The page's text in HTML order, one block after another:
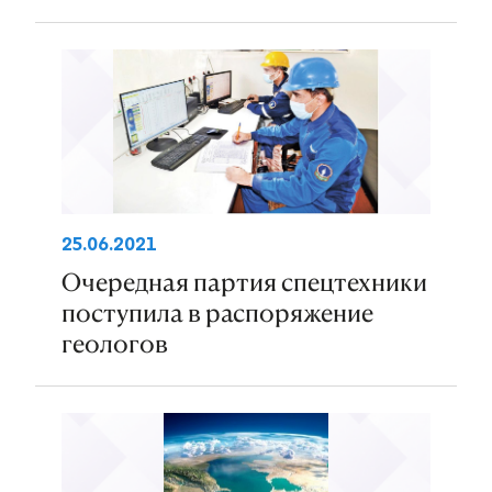
25.06.2021
Очередная партия спецтехники
поступила в распоряжение
геологов